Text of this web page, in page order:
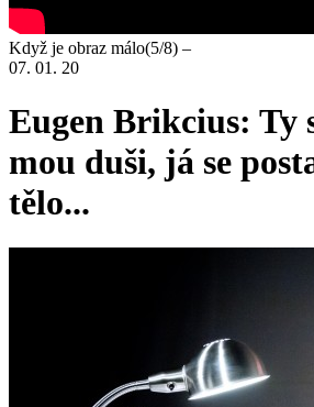
Když je obraz málo(5/8) –
07. 01. 20
Eugen Brikcius: Ty
mou duši, já se
tělo...